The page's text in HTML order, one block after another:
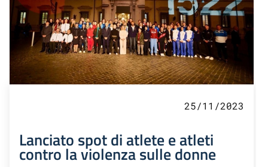
25/11/2023
Lanciato spot di atlete e atleti
contro la violenza sulle donne